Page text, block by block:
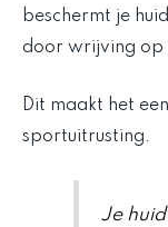
beschermt je
door wrijving op
Dit maakt het
sportuitrusting.
Je